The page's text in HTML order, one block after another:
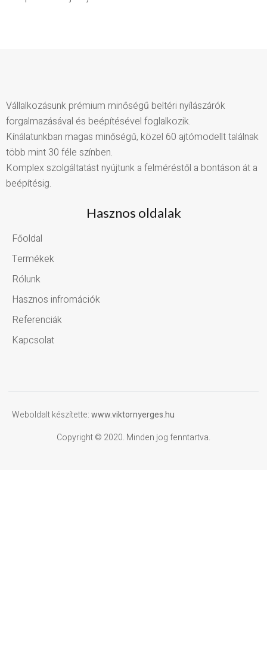
Vállalkozásunk prémium minőségű beltéri nyílászárók
forgalmazásával és beépítésével foglalkozik.
Kínálatunkban magas minőségű, közel 60 ajtómodellt találnak
több mint 30 féle színben.
Komplex szolgáltatást nyújtunk a felméréstől a bontáson át a
beépítésig.
Hasznos oldalak
Főoldal
Termékek
Rólunk
Hasznos infromációk
Referenciák
Kapcsolat
Weboldalt készítette:www.viktornyerges.hu
Copyright © 2020. Minden jog fenntartva.